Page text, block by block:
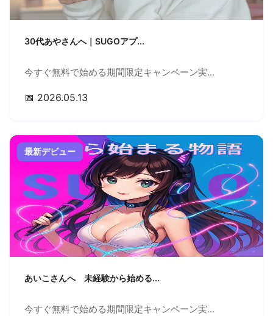
30代あやさんへ｜SUGOアプ...
今すぐ無料で始める期間限定キャンペーン実...
📅 2026.05.13
最新デビュー
あいこさんへ 未経験から始める...
今すぐ無料で始める期間限定キャンペーン実...